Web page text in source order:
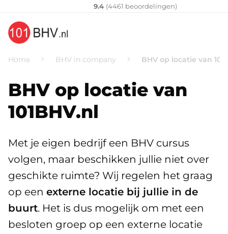
Klantenvertellen
9.410
(4461 ​ beoordelingen)
Home BHV in company BHV op locatie van
BHV op locatie van
101BHV.nl
Met je eigen bedrijf een BHV cursus
volgen, maar beschikken jullie niet over
geschikte ruimte? Wij regelen het graag
op een externe locatie bij jullie in de
buurt. Het is dus mogelijk om met een
besloten groep op een externe locatie